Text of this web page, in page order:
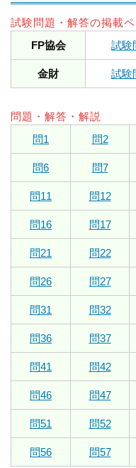
試験問題・解答の掲載
FP協会
試験
金財 試験
問題・解答・解説
問1
問2
問6 問7
問11 問12
問16 問17
問21 問22
問26 問27
問31 問32
問36 問37
問41 問42
問46 問47
問51 問52
問56 問57